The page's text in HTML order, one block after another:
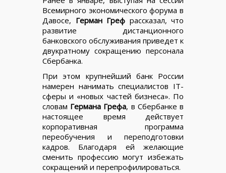
Всемирного экономического форума в
Давосе, Герман Греф рассказал, что
развитие дистанционного
банковского обслуживания приведет к
двукратному сокращению персонала
Сбербанка.
При этом крупнейший банк России
намерен нанимать специалистов IT-
сферы и «новых частей бизнеса». По
словам Германа Грефа, в Сбербанке в
настоящее время действует
корпоративная программа
переобучения и переподготовки
кадров. Благодаря ей желающие
сменить профессию могут избежать
сокращений и перепрофилироваться.